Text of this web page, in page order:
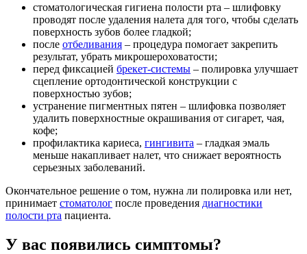
стоматологическая гигиена полости рта – шлифовку
проводят после удаления налета для того, чтобы сделать
поверхность зубов более гладкой;
после отбеливания – процедура помогает закрепить
результат, убрать микрошероховатости;
перед фиксацией брекет-системы – полировка улучшает
сцепление ортодонтической конструкции с
поверхностью зубов;
устранение пигментных пятен – шлифовка позволяет
удалить поверхностные окрашивания от сигарет, чая,
кофе;
профилактика кариеса, гингивита – гладкая эмаль
меньше накапливает налет, что снижает вероятность
серьезных заболеваний.
Окончательное решение о том, нужна ли полировка или нет,
принимает стоматолог после проведения диагностики
полости рта пациента.
У вас появились симптомы?